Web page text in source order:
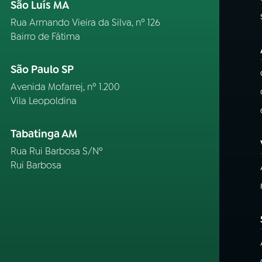
São Luís MA
Rua Armando Vieira da Silva, nº 126
Bairro de Fátima
São Paulo SP
Avenida Mofarrej, nº 1.200
Vila Leopoldina
Tabatinga AM
Rua Rui Barbosa S/Nº
Rui Barbosa